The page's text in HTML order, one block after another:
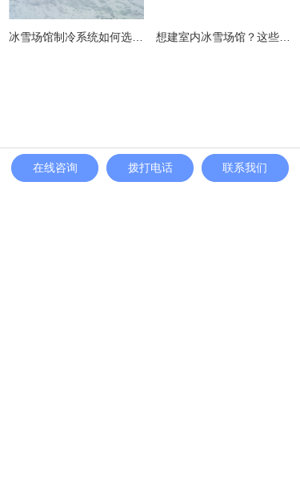
​想建室内冰雪场馆？这些避坑指南请收好！
在线咨询 拨打电话 联系我们